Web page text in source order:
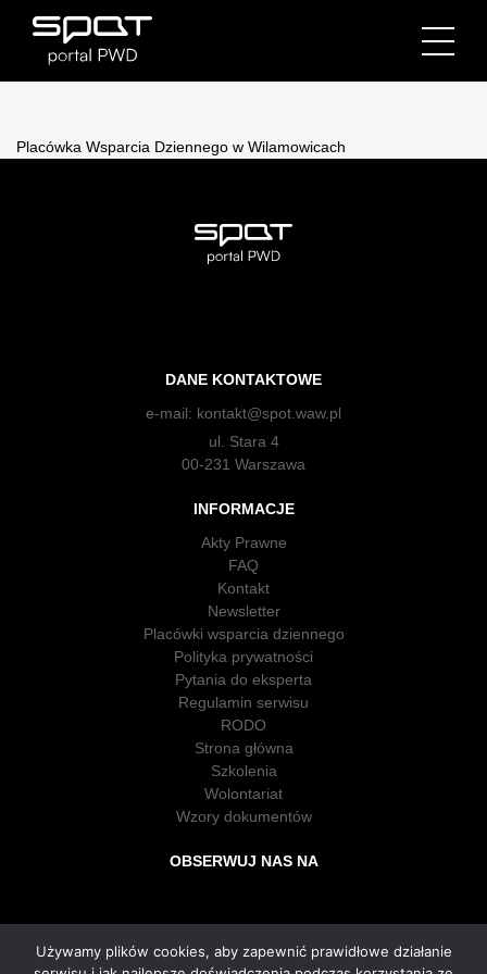
Placówka Wsparcia Dziennego w Wilamowicach
DANE KONTAKTOWE
e-mail: kontakt@spot.waw.pl
ul. Stara 4
00-231 Warszawa
INFORMACJE
Akty Prawne
FAQ
Kontakt
Newsletter
Placówki wsparcia dziennego
Polityka prywatności
Pytania do eksperta
Regulamin serwisu
RODO
Strona główna
Szkolenia
Wolontariat
Wzory dokumentów
OBSERWUJ NAS NA
Używamy plików cookies, aby zapewnić prawidłowe działanie